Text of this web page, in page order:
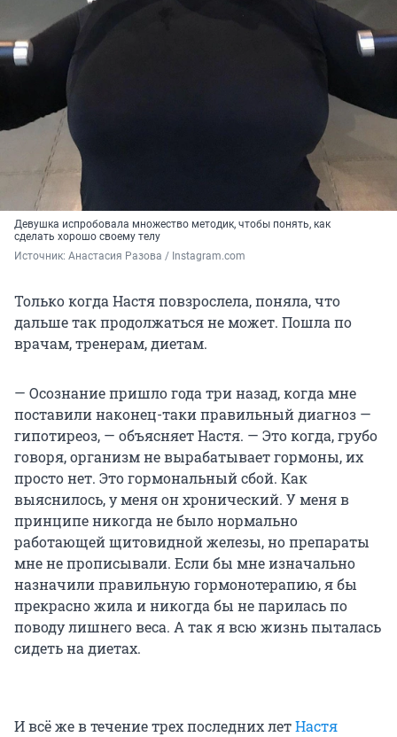
Девушка испробовала множество методик, чтобы понять, как
сделать хорошо своему телу
Источник: Анастасия Разова / Instagram.com
Только когда Настя повзрослела, поняла, что
дальше так продолжаться не может. Пошла по
врачам, тренерам, диетам.
— Осознание пришло года три назад, когда мне
поставили наконец-таки правильный диагноз —
гипотиреоз, — объясняет Настя. — Это когда, грубо
говоря, организм не вырабатывает гормоны, их
просто нет. Это гормональный сбой. Как
выяснилось, у меня он хронический. У меня в
принципе никогда не было нормально
работающей щитовидной железы, но препараты
мне не прописывали. Если бы мне изначально
назначили правильную гормонотерапию, я бы
прекрасно жила и никогда бы не парилась по
поводу лишнего веса. А так я всю жизнь пыталась
сидеть на диетах.
И всё же в течение трех последних летНастя